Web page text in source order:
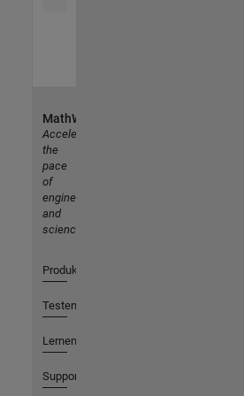
MathWorks
Accelerating
the
pace
of
engineering
and
science
Produkte
Testen oder Kaufen
Lernen
Support